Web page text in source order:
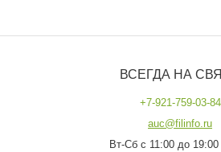
ВСЕГДА НА
+7-921-759-03-84
auc@filinfo.ru
Вт-Сб с 11:00 до